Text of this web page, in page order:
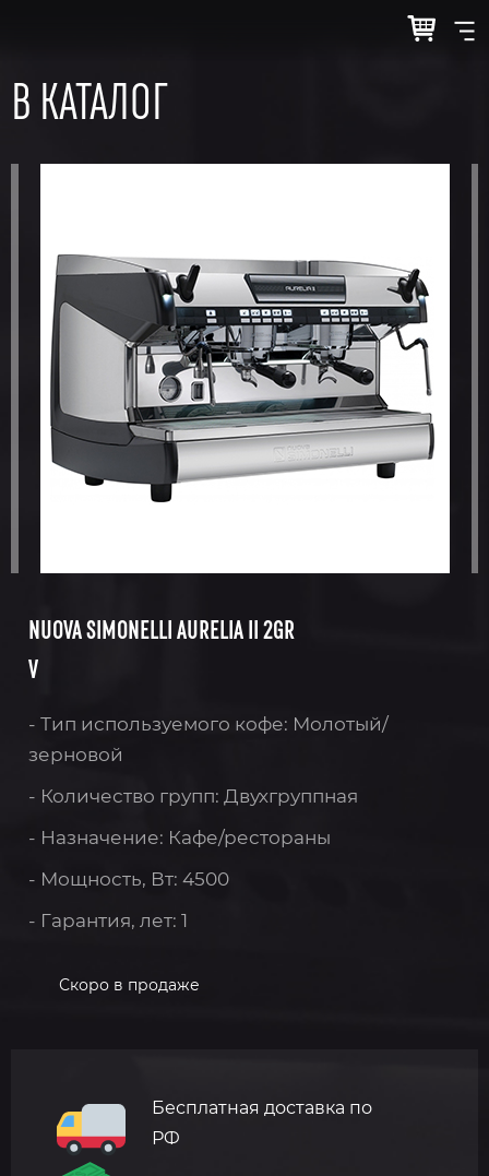
В КАТАЛОГ
NUOVA SIMONELLI AURELIA II 2GR
V
- Тип используемого кофе: Молотый/
зерновой
- Количество групп: Двухгруппная
- Назначение: Кафе/рестораны
- Мощность, Вт: 4500
- Гарантия, лет: 1
Скоро в продаже
Бесплатная доставка по
РФ